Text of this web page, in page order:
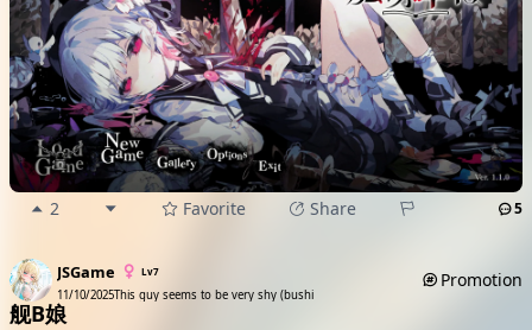
2 Favorite Share 5
JSGame Lv7
11/10/2025This guy seems to be very shy (bushi
Promotion
舰B娘